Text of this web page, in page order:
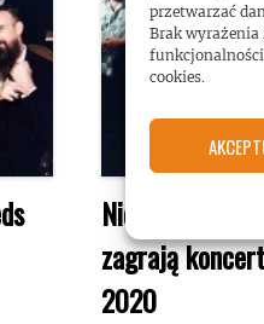
przetwarzać
Brak wyrażenia
funkcjonalności
cookies.
Nick Cave &
zagrają
2020